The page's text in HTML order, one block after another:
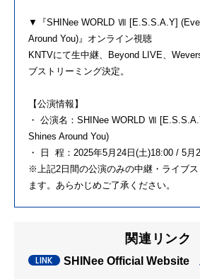
▼『SHINee WORLD Ⅶ [E.S.S.A.Y]
Around You)』オンライン視聴
KNTVにて生中継、Beyond LIVE、
ブストリーミング決定。
【公演情報】
・ 公演名：SHINee WORLD Ⅶ
Shines Around You)
・ 日 程：2025年5月24日(土)18:00 / 5月
※上記2日間の公演のみの中継・ライブス
ます。あらかじめご了承ください。
関連リンク
SHINee Official Website